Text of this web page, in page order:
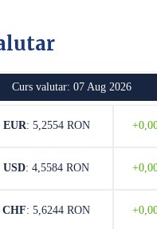
Curs valutar: 07 Aug 2026
EUR: 5,2554 RON
USD: 4,5584 RON
CHF: 5,6244 RON